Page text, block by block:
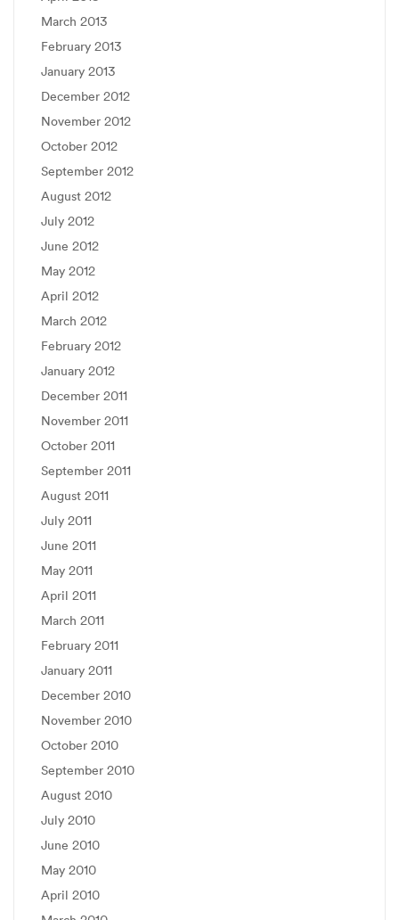
March 2013
February 2013
January 2013
December 2012
November 2012
October 2012
September 2012
August 2012
July 2012
June 2012
May 2012
April 2012
March 2012
February 2012
January 2012
December 2011
November 2011
October 2011
September 2011
August 2011
July 2011
June 2011
May 2011
April 2011
March 2011
February 2011
January 2011
December 2010
November 2010
October 2010
September 2010
August 2010
July 2010
June 2010
May 2010
April 2010